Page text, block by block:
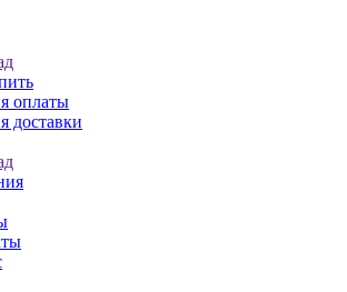
оплаты
доставки